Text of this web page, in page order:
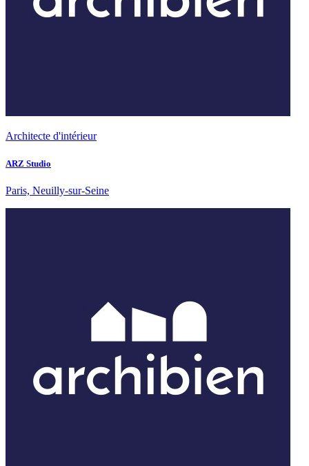
Architecte d'intérieur
ARZ Studio
Paris, Neuilly-sur-Seine